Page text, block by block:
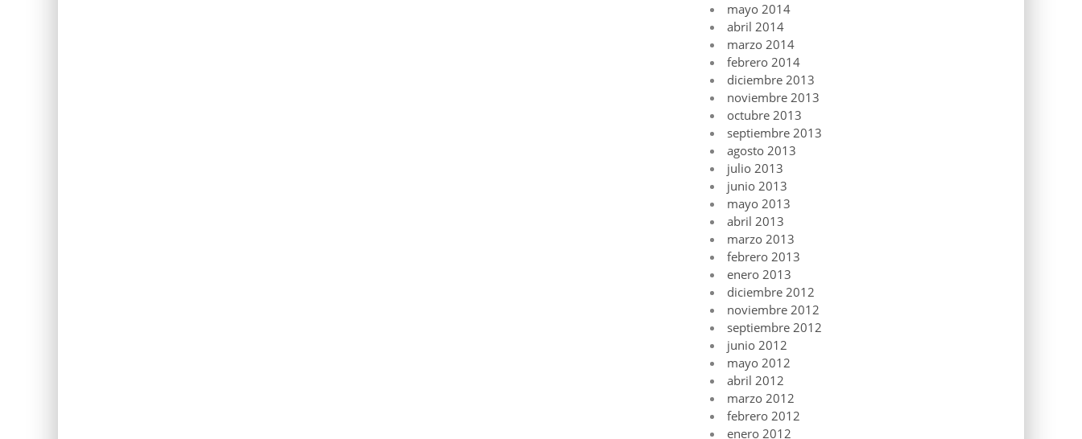
mayo 2014
abril 2014
marzo 2014
febrero 2014
diciembre 2013
noviembre 2013
octubre 2013
septiembre 2013
agosto 2013
julio 2013
junio 2013
mayo 2013
abril 2013
marzo 2013
febrero 2013
enero 2013
diciembre 2012
noviembre 2012
septiembre 2012
junio 2012
mayo 2012
abril 2012
marzo 2012
febrero 2012
enero 2012